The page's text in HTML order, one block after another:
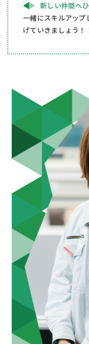
新しい仲間へ
一緒にスキルアッ
げていきましょう！